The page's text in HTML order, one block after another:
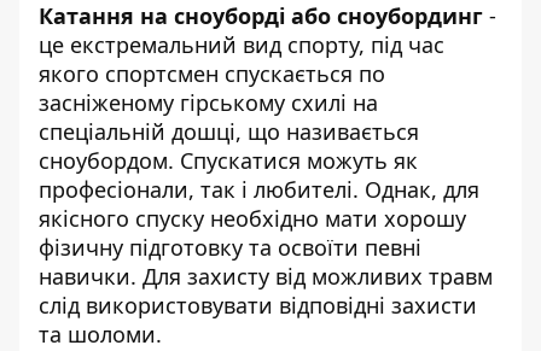
Катання на сноуборді або сноубординг -
це екстремальний вид спорту, під час
якого спортсмен спускається по
засніженому гірському схилі на
спеціальній дошці, що називається
сноубордом. Спускатися можуть як
професіонали, так і любителі. Однак, для
якісного спуску необхідно мати хорошу
фізичну підготовку та освоїти певні
навички. Для захисту від можливих травм
слід використовувати відповідні захисти
та шоломи.